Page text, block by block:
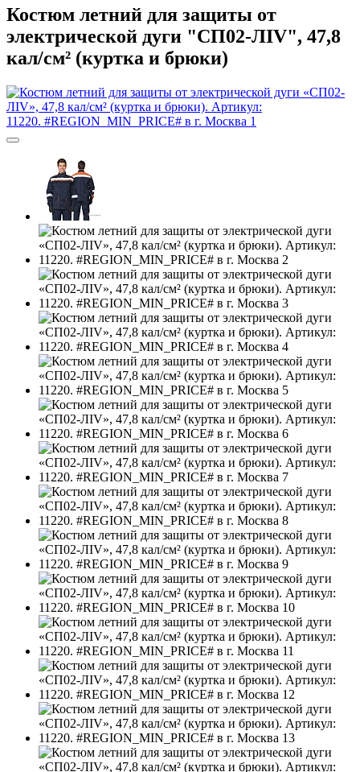
Костюм летний для защиты от
электрической дуги "СП02-ЛIV", 47,8
кал/см² (куртка и брюки)